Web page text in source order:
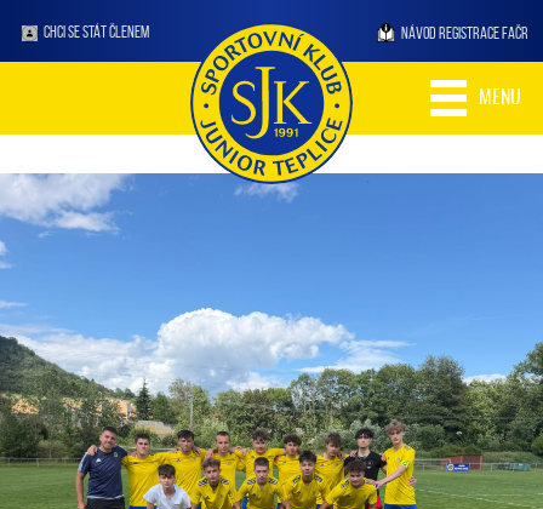
CHCI SE STÁT ČLENEM NÁVOD REGISTRACE FAČR
MENU